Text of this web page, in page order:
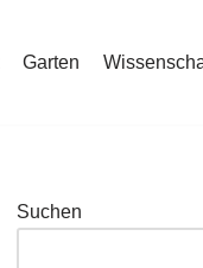
Garten
Suchen